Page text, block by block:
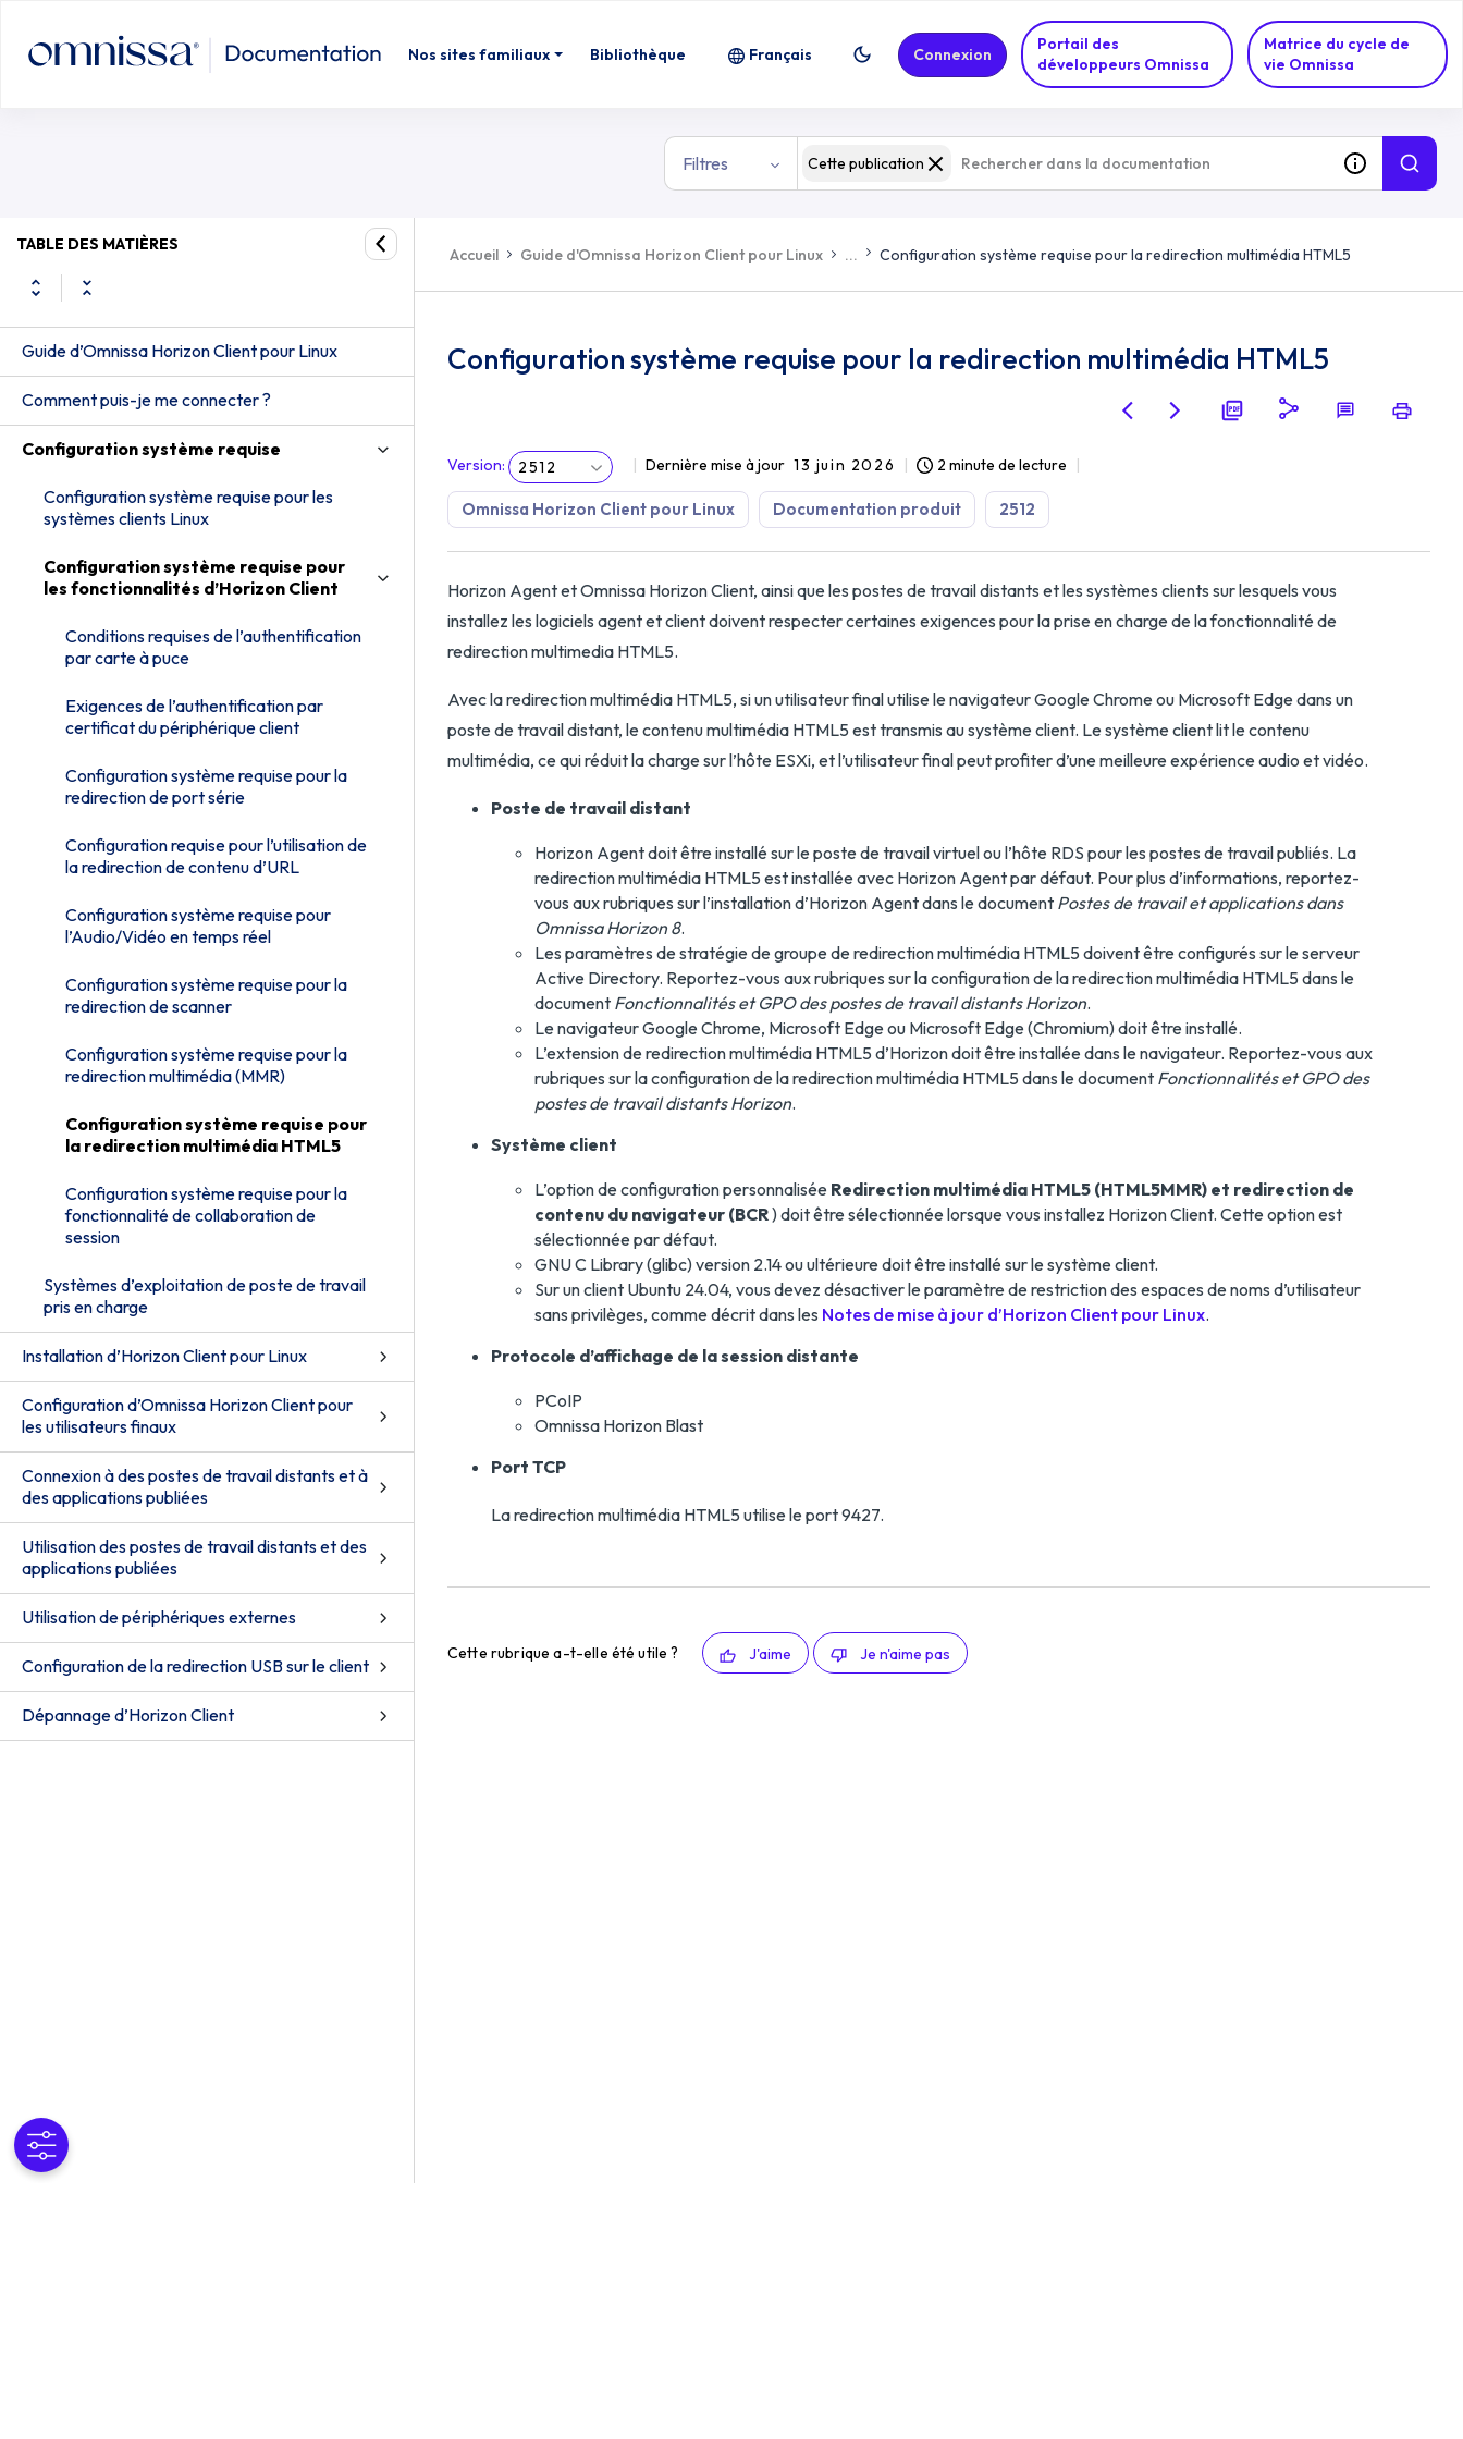
Nos sites familiaux Bibliothèque
Portail des
développeurs Omnissa
Matrice du cycle de
vie Omnissa
Français Connexion
Filtres Cette publication
TABLE DES MATIÈRES
Guide d’Omnissa Horizon Client pour Linux
Comment puis-je me connecter ?
Configuration système requise
Configuration système requise pour les
systèmes clients Linux
Configuration système requise pour
les fonctionnalités d’Horizon Client
Conditions requises de l’authentification
par carte à puce
Exigences de l’authentification par
certificat du périphérique client
Configuration système requise pour la
redirection de port série
Configuration requise pour l’utilisation de
la redirection de contenu d’URL
Configuration système requise pour
l’Audio/Vidéo en temps réel
Configuration système requise pour la
redirection de scanner
Configuration système requise pour la
redirection multimédia (MMR)
Configuration système requise pour
la redirection multimédia HTML5
Configuration système requise pour la
fonctionnalité de collaboration de
session
Systèmes d’exploitation de poste de travail
pris en charge
Installation d’Horizon Client pour Linux
Configuration d’Omnissa Horizon Client pour
les utilisateurs finaux
Connexion à des postes de travail distants et à
des applications publiées
Utilisation des postes de travail distants et des
applications publiées
Utilisation de périphériques externes
Configuration de la redirection USB sur le client
Dépannage d’Horizon Client
Accueil Guide d'Omnissa Horizon Client pour Linux ... Configuration système requise pour la redirection multimédia HTML5
Configuration système requise pour la redirection multimédia HTML5
Version: 2512 Dernière mise à jour 13 juin 2026 2 minute de lecture
Omnissa Horizon Client pour Linux Documentation produit 2512
Horizon Agent et Omnissa Horizon Client, ainsi que les postes de travail distants et les systèmes clients sur lesquels vous
installez les logiciels agent et client doivent respecter certaines exigences pour la prise en charge de la fonctionnalité de
redirection multimedia HTML5.
Avec la redirection multimédia HTML5, si un utilisateur final utilise le navigateur Google Chrome ou Microsoft Edge dans un
poste de travail distant, le contenu multimédia HTML5 est transmis au système client. Le système client lit le contenu
multimédia, ce qui réduit la charge sur l’hôte ESXi, et l’utilisateur final peut profiter d’une meilleure expérience audio et vidéo.
Poste de travail distant
Horizon Agent doit être installé sur le poste de travail virtuel ou l’hôte RDS pour les postes de travail publiés. La
redirection multimédia HTML5 est installée avec Horizon Agent par défaut. Pour plus d’informations, reportez-
vous aux rubriques sur l’installation d’Horizon Agent dans le document Postes de travail et applications dans
Omnissa Horizon 8.
Les paramètres de stratégie de groupe de redirection multimédia HTML5 doivent être configurés sur le serveur
Active Directory. Reportez-vous aux rubriques sur la configuration de la redirection multimédia HTML5 dans le
document Fonctionnalités et GPO des postes de travail distants Horizon.
Le navigateur Google Chrome, Microsoft Edge ou Microsoft Edge (Chromium) doit être installé.
L’extension de redirection multimédia HTML5 d’Horizon doit être installée dans le navigateur. Reportez-vous aux
rubriques sur la configuration de la redirection multimédia HTML5 dans le document Fonctionnalités et GPO des
postes de travail distants Horizon.
Système client
L’option de configuration personnalisée Redirection multimédia HTML5 (HTML5MMR) et redirection de
contenu du navigateur (BCR) doit être sélectionnée lorsque vous installez Horizon Client. Cette option est
sélectionnée par défaut.
GNU C Library (glibc) version 2.14 ou ultérieure doit être installé sur le système client.
Sur un client Ubuntu 24.04, vous devez désactiver le paramètre de restriction des espaces de noms d’utilisateur
sans privilèges, comme décrit dans les Notes de mise à jour d’Horizon Client pour Linux.
Protocole d’affichage de la session distante
PCoIP
Omnissa Horizon Blast
Port TCP
La redirection multimédia HTML5 utilise le port 9427.
Cette rubrique a-t-elle été utile ? J'aime Je n'aime pas